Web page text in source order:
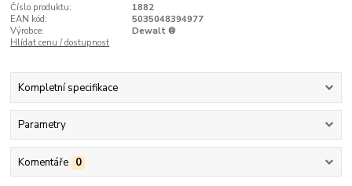
Číslo produktu:
1882
EAN kód:
5035048394977
Výrobce:
Dewalt ®
Hlídat cenu / dostupnost
Kompletní specifikace
Parametry
Komentáře 0